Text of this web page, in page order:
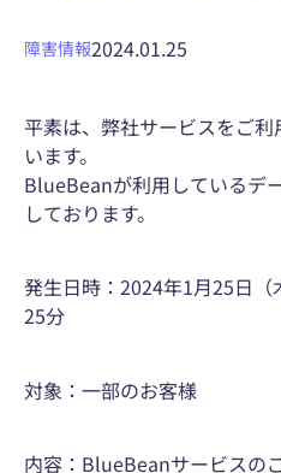
障害情報2024.01.25
平素は、弊社サービスをご
います。
BlueBeanが利用しているデ
しております。
発生日時：2024年1月25日
25分
対象：一部のお客様
内容：BlueBeanサービスの